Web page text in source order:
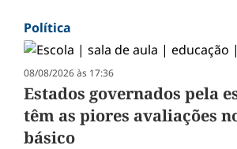
Política
08/08/2026 às 17:36
Estados governados pela
têm as piores avaliações
básico